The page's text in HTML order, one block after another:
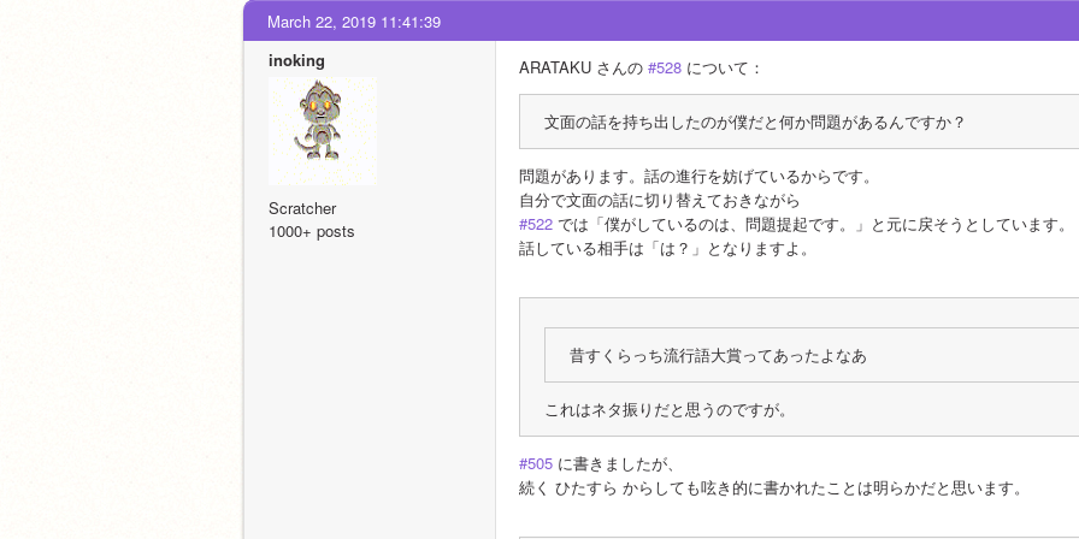
March 22, 2019 11:41:39
inoking
Scratcher
1000+ posts
ARATAKU さんの #528 について：
文面の話を持ち出したのが僕だと何か問題があるんですか？
問題があります。話の進行を妨げているからです。
自分で文面の話に切り替えておきながら
#522 では「僕がしているのは、問題提起です。」と元に戻そうとしています。
話している相手は「は？」となりますよ。
昔すくらっち流行語大賞ってあったよなあ
これはネタ振りだと思うのですが。
#505 に書きましたが、
続く ひたすら からしても呟き的に書かれたことは明らかだと思います。